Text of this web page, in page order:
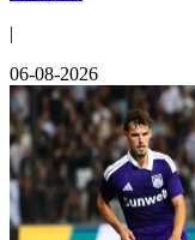
|
06-08-2026